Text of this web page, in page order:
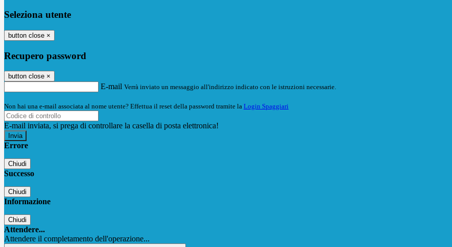
Seleziona utente
button close ×
Recupero password
button close ×
E-mail Verrà inviato un messaggio all'indirizzo indicato con le istruzioni necessarie.
Non hai una e-mail associata al nome utente? Effettua il reset della password tramite la Login Spaggiari
E-mail inviata, si prega di controllare la casella di posta elettronica!
Errore
Chiudi
Successo
Chiudi
Informazione
Chiudi
Attendere...
Attendere il completamento dell'operazione...